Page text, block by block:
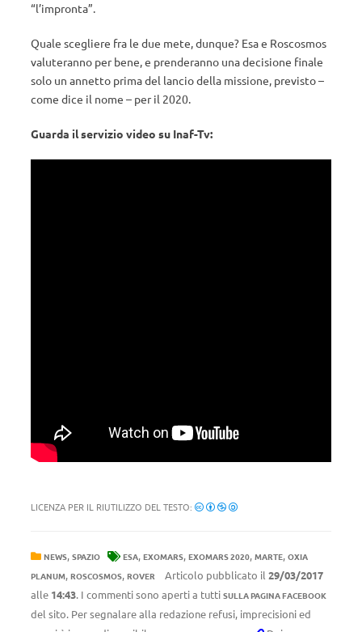
“l’impronta”.
Quale scegliere fra le due mete, dunque? Esa e Roscosmos
valuteranno per bene, e prenderanno una decisione finale
solo un annetto prima del lancio della missione, previsto –
come dice il nome – per il 2020.
Guarda il servizio video su Inaf-Tv:
LICENZA PER IL RIUTILIZZO DEL TESTO:
NEWS, SPAZIO ESA, EXOMARS, EXOMARS 2020, MARTE, OXIA
PLANUM, ROSCOSMOS, ROVER Articolo pubblicato il 29/03/2017
alle 14:43. I commenti sono aperti a tutti SULLA PAGINA FACEBOOK
del sito. Per segnalare alla redazione refusi, imprecisioni ed